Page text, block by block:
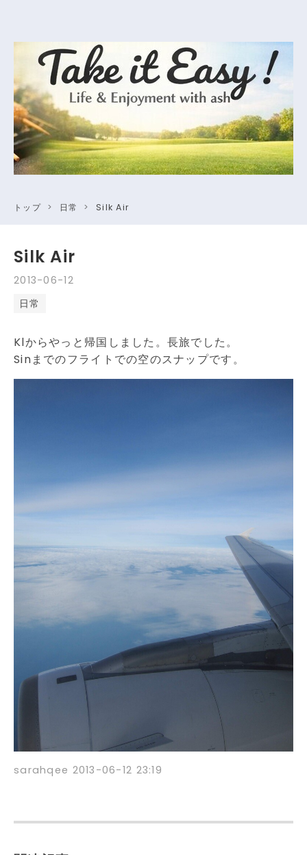
トップ > 日常 > Silk Air
2013-06-12
Silk Air
日常
Klからやっと帰国しました。長旅でした。
Sinまでのフライトでの空のスナップです。
sarahqee 2013-06-12 23:19